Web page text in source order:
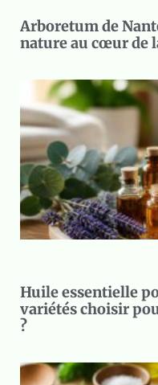
Arboretum de
nature au cœur de
Huile essentielle
variétés choisir
?